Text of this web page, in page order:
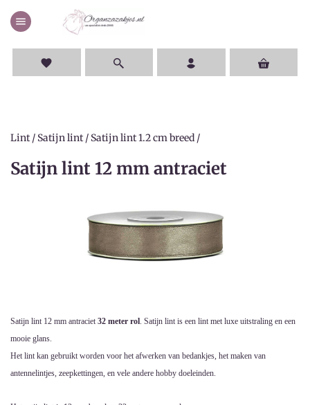
menu
favorite
Lint/ Satijn lint/ Satijn lint 1.2 cm breed /
Satijn lint 12 mm antraciet
Satijn lint 12 mm antraciet32 meter rol. Satijn lint is een lint met luxe uitstraling en een
mooie glans.
Het lint kan gebruikt worden voor het afwerken van bedankjes, het maken van
antennelintjes, zeepkettingen, en vele andere hobby doeleinden.